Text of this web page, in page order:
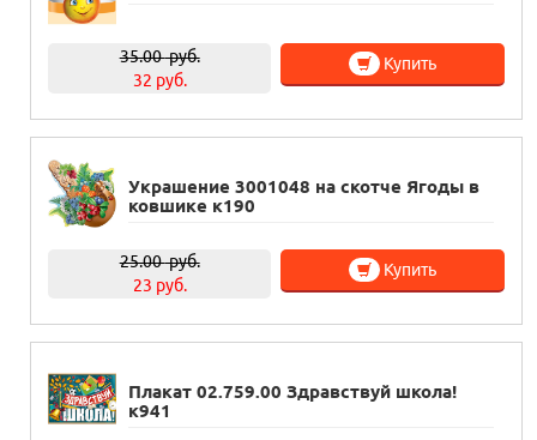
35.00руб.
32 руб.
Купить
Украшение 3001048 на скотче Ягоды в
ковшике к190
25.00руб.
23 руб.
Купить
Плакат 02.759.00 Здравствуй школа!
к941